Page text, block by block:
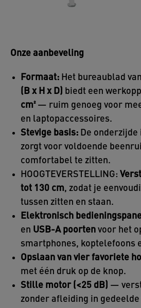
Onze aanbeveling
Formaat: Het bureaublad van
(B x H x D) biedt een
cm²— ruim genoeg voor
en laptopaccessoires.
Stevige basis: De onderzijde
zorgt voor voldoende
comfortabel te zitten.
HOOGTEVERSTELLING:
tot 130 cm, zodat je
tussen zitten en staan.
Elektronisch
en USB-A poorten voor het
smartphones, koptelefoons
Opslaan van vier favoriete
met één druk op de knop.
Stille motor (<25 dB) —
zonder afleiding in